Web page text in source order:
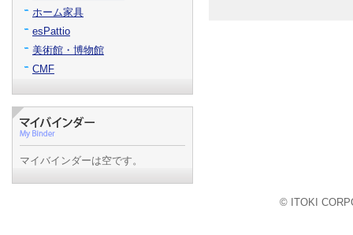
ホーム家具
esPattio
美術館・博物館
CMF
マイバインダーは空です。
© ITOKI